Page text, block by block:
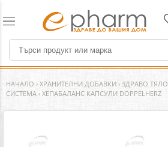
НАЧАЛО › ХРАНИТЕЛНИ ДОБАВКИ › ЗДРАВО ТЯЛО
СИСТЕМА › ХЕПАБАЛАНС КАПСУЛИ DOPPELHERZ